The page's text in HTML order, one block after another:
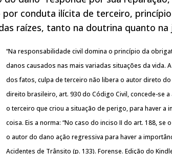
por conduta ilícita de terceiro,
raízes, tanto na doutrina quanto na
“Na responsabilidade civil domina o princípio da
danos causados nas mais variadas situações da vida.
dos fatos, culpa de terceiro não libera o autor direto
direito brasileiro, art. 930 do Código Civil, concede-se
o terceiro que criou a situação de perigo, para haver
coisa. Eis a norma: “No caso do inciso II do art. 188,
o autor do dano ação regressiva para haver a
Acidentes de Trânsito (p. 133). Forense. Edição do